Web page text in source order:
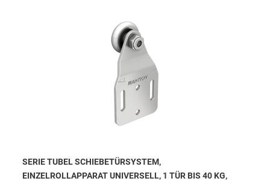
SERIE TUBEL SCHIEBETÜRSYSTEM,
EINZELROLLAPPARAT UNIVERSELL, 1 TÜR BIS 40 KG,